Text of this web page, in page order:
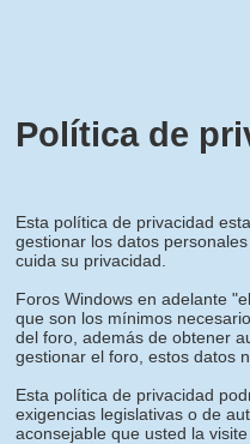
Política de
Esta política de privacidad
gestionar los datos
cuida su privacidad.
Foros Windows en adelante
que son los mínimos
del foro, además de obtener
gestionar el foro, estos datos
Esta política de privacidad
exigencias legislativas o de
aconsejable que usted la